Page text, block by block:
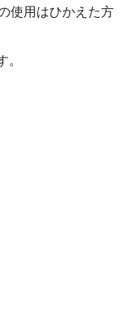
使用はひかえた方
。